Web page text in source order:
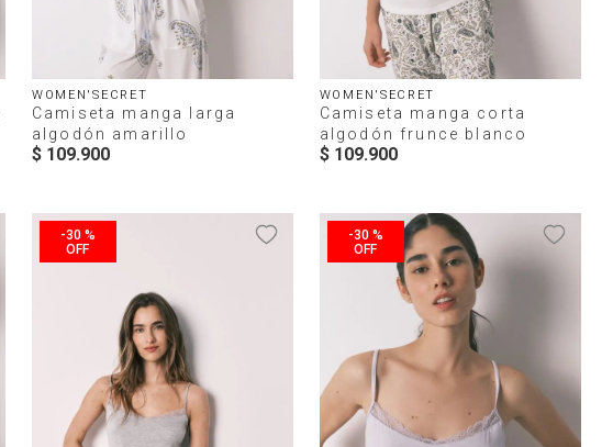
WOMEN'SECRET
Camiseta manga larga
algodón amarillo
$ 109.900
WOMEN'SECRET
Camiseta manga corta
algodón frunce blanco
$ 109.900
-30 % -30 %